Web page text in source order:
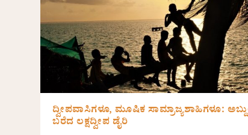
ದ್ವೀಪವಾಸಿಗಳೂ, ಮೂಷಿಕ ಸಾಮ್ರಾಜ್ಯಶಾಹಿಗಳೂ:
ಬರೆದ ಲಕ್ಷದ್ವೀಪ ಡೈರಿ